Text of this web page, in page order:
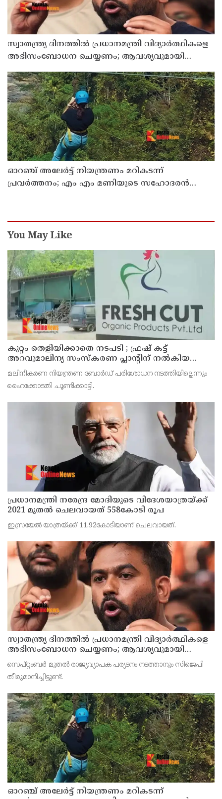
സ്വാതന്ത്ര്യ ദിനത്തില്‍ പ്രധാനമന്ത്രി വിദ്യാര്‍ത്ഥികളെ
അഭിസംബോധന ചെയ്യണം; ആവശ്യവുമായി
ഓറഞ്ച് അലേര്‍ട്ട് നിയന്ത്രണം മറികടന്ന്
പ്രവര്‍ത്തനം; എം എം മണിയുടെ സഹോദരന്‍
You May Like
കുറ്റം തെളിയിക്കാതെ നടപടി ; ഫ്രഷ് കട്ട്
അറവുമാലിന്യ സംസ്‌കരണ പ്ലാന്റിന് നല്‍കിയ
സ്റ്റോപ്പ് മെമ്മോയില്‍ ഗുരുതര വീഴ്ചയെന്ന്
ഹൈക്കോടതി
മലിനീകരണ നിയന്ത്രണ ബോര്‍ഡ് പരിശോധന നടത്തിയില്ലെന്നും
ഹൈക്കോടതി ചൂണ്ടിക്കാട്ടി.
പ്രധാനമന്ത്രി നരേന്ദ്ര മോദിയുടെ വിദേശയാത്രയ്ക്ക്
2021 മുതല്‍ ചെലവായത് 558കോടി രൂപ
ഇസ്രയേല്‍ യാത്രയ്ക്ക് 11.92കോടിയാണ് ചെലവായത്.
സ്വാതന്ത്ര്യ ദിനത്തില്‍ പ്രധാനമന്ത്രി വിദ്യാര്‍ത്ഥികളെ
അഭിസംബോധന ചെയ്യണം; ആവശ്യവുമായി
അഭിജീത് ദീപ്കെ
സെപ്റ്റംബര്‍ മുതല്‍ രാജ്യവ്യാപക പര്യടനം നടത്താനും സിജെപി
തീരുമാനിച്ചിട്ടുണ്ട്.
ഓറഞ്ച് അലേര്‍ട്ട് നിയന്ത്രണം മറികടന്ന്